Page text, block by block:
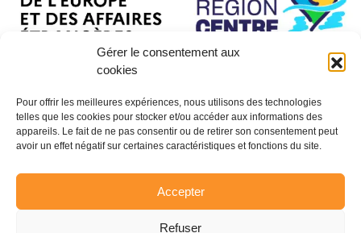
Gérer le consentement aux
cookies
Pour offrir les meilleures expériences, nous utilisons des technologies
telles que les cookies pour stocker et/ou accéder aux informations des
appareils. Le fait de ne pas consentir ou de retirer son consentement peut
avoir un effet négatif sur certaines caractéristiques et fonctions du site.
Accepter
Refuser